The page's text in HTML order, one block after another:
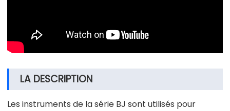
LA DESCRIPTION
Les instruments de la série BJ sont utilisés pour